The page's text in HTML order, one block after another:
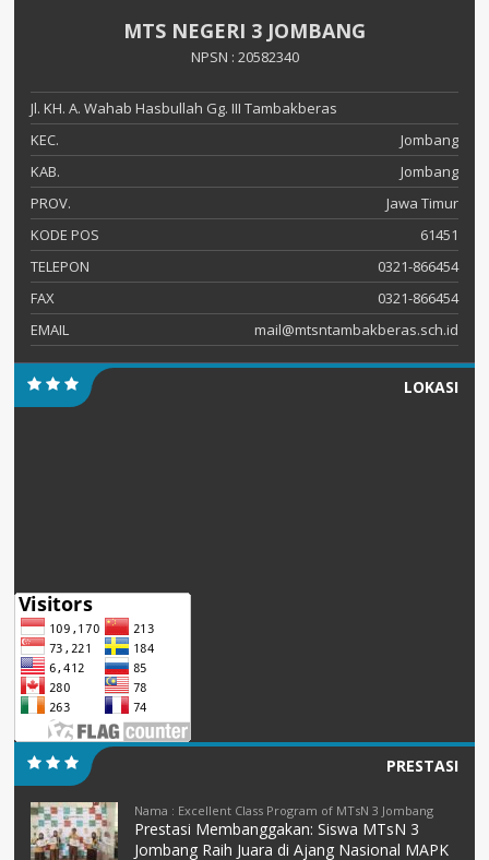
MTS NEGERI 3 JOMBANG
NPSN : 20582340
Jl. KH. A. Wahab Hasbullah Gg. III Tambakberas
KEC.
Jombang
KAB.
Jombang
PROV.
Jawa Timur
KODE POS
61451
TELEPON
0321-866454
FAX
0321-866454
EMAIL
mail@mtsntambakberas.sch.id
LOKASI
PRESTASI
Nama : Excellent Class Program of MTsN 3 Jombang
Prestasi Membanggakan: Siswa MTsN 3
Jombang Raih Juara di Ajang Nasional MAPK